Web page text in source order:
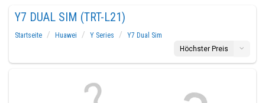
Y7 DUAL SIM (TRT-L21)
Startseite Huawei Y Series
Y7 Dual Sim
Höchster Preis